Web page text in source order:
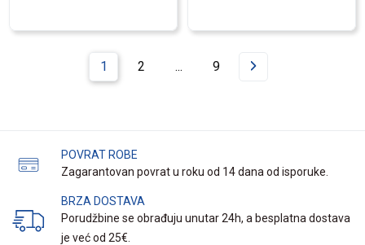
1 2 ... 9
POVRAT ROBE
Zagarantovan povrat u roku od 14 dana od isporuke.
BRZA DOSTAVA
Porudžbine se obrađuju unutar 24h, a besplatna dostava
je već od 25€.